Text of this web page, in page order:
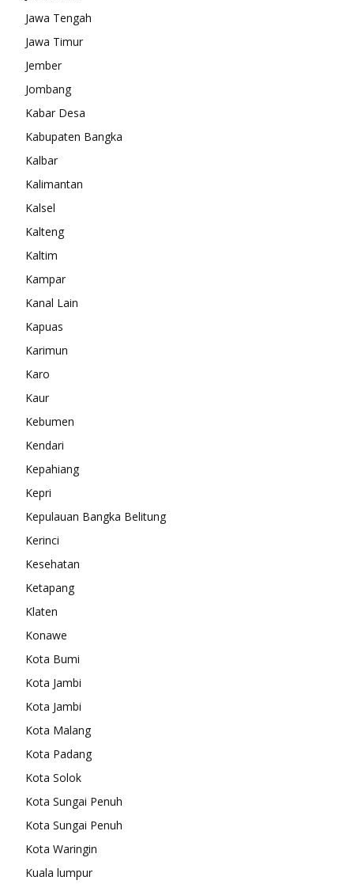
Jawa Tengah
Jawa Timur
Jember
Jombang
Kabar Desa
Kabupaten Bangka
Kalbar
Kalimantan
Kalsel
Kalteng
Kaltim
Kampar
Kanal Lain
Kapuas
Karimun
Karo
Kaur
Kebumen
Kendari
Kepahiang
Kepri
Kepulauan Bangka Belitung
Kerinci
Kesehatan
Ketapang
Klaten
Konawe
Kota Bumi
Kota Jambi
Kota Jambi
Kota Malang
Kota Padang
Kota Solok
Kota Sungai Penuh
Kota Sungai Penuh
Kota Waringin
Kuala lumpur